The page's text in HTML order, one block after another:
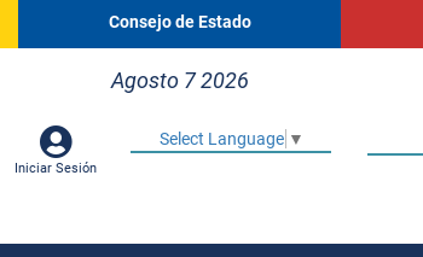
Consejo de Estado
Agosto 7 2026
Iniciar Sesión
Select Language ▼